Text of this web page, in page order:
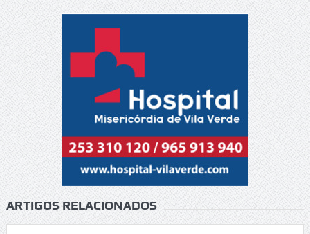
ARTIGOS RELACIONADOS